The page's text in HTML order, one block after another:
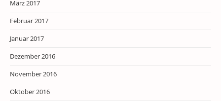
März 2017
Februar 2017
Januar 2017
Dezember 2016
November 2016
Oktober 2016